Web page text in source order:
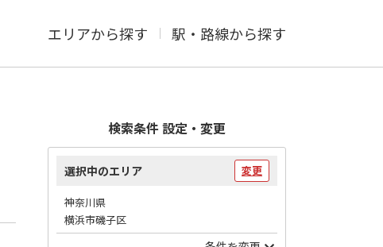
エリアから探す 駅・路線から探す
検索条件 設定・変更
選択中のエリア 変更
神奈川県
横浜市磯子区